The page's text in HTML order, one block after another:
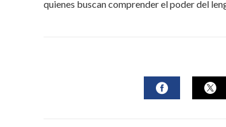
quienes buscan comprender el poder del